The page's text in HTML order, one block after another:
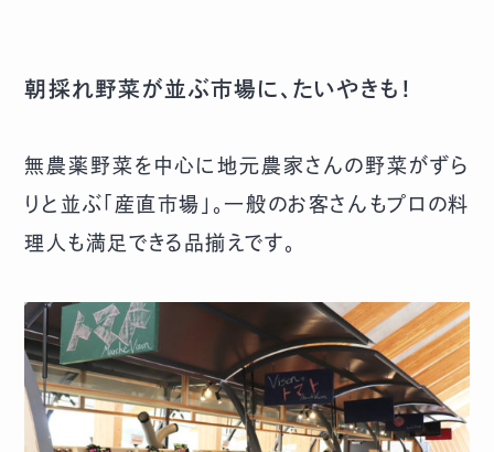
朝採れ野菜が並ぶ市場に、たいやきも！
無農薬野菜を中心に地元農家さんの野菜がずら
りと並ぶ「産直市場」。一般のお客さんもプロの料
理人も満足できる品揃えです。